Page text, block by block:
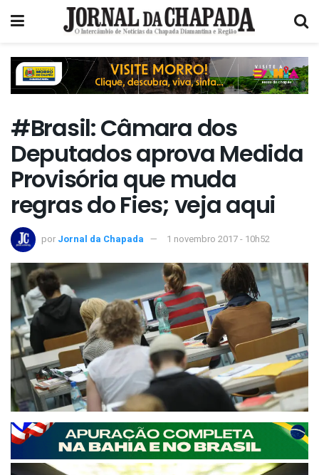
#Brasil: Câmara dos
Deputados aprova Medida
Provisória que muda
regras do Fies; veja aqui
por Jornal da Chapada 1 novembro 2017 - 10h52